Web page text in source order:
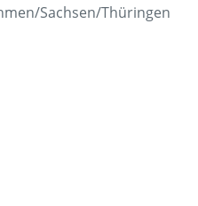
Sachsen/Thüringen